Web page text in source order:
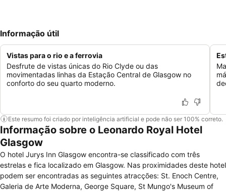
Informação útil
Vistas para o rio e a ferrovia
Desfrute de vistas únicas do Rio Clyde ou das
movimentadas linhas da Estação Central de Glasgow no
conforto do seu quarto moderno.
Este resumo foi criado por inteligência artificial e pode não ser 100% correto.
Informação sobre o Leonardo Royal Hotel
Glasgow
O hotel Jurys Inn Glasgow encontra-se classificado com três
estrelas e fica localizado em Glasgow. Nas proximidades deste hotel
podem ser encontradas as seguintes atracções: St. Enoch Centre,
Galeria de Arte Moderna, George Square, St Mungo's Museum of